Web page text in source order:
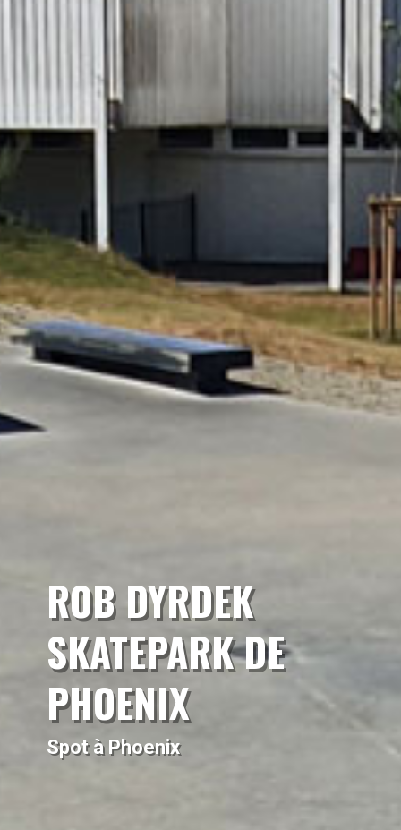
ROB DYRDEK
SKATEPARK DE
PHOENIX
Spot à Phoenix